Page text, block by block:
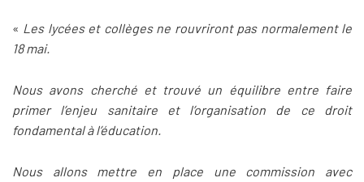
« Les lycées et collèges ne rouvriront pas normalement le
18 mai.
Nous avons cherché et trouvé un équilibre entre faire
primer l’enjeu sanitaire et l’organisation de ce droit
fondamental à l’éducation.
Nous allons mettre en place une commission avec